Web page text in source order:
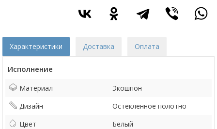
Характеристики Доставка Оплата
Исполнение
Материал
Экошпон
Дизайн
Остеклённое полотно
Цвет
Белый